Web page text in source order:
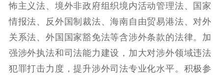
怖主义法、境外非政府组织境内活动管理法、国家
情报法、反外国制裁法、海南自由贸易港法、对外
关系法、外国国家豁免法等含涉外条款的法律。加
强涉外执法和司法能力建设，加大对涉外领域违法
犯罪打击力度，提升涉外司法专业化水平。积极参